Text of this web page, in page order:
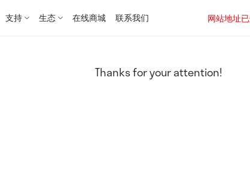
支持 生态 在线商城 联系我们
网站地址
Thanks for your attention!